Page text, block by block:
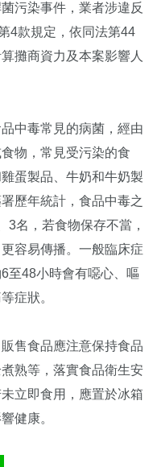
污染事件，業者涉違反
4款規定，依同法第44
攤商資力及本案影響人
中毒常見的病菌，經由
物，常見受污染的食
蛋製品、牛奶和牛奶製
歷年統計，食品中毒之
3名，若食物保存不當，
容易傳播。一般臨床症
至48小時會有噁心、嘔
症狀。
售食品應注意保持食品
熟等，落實食品衛生安
立即食用，應置於冰箱
健康。